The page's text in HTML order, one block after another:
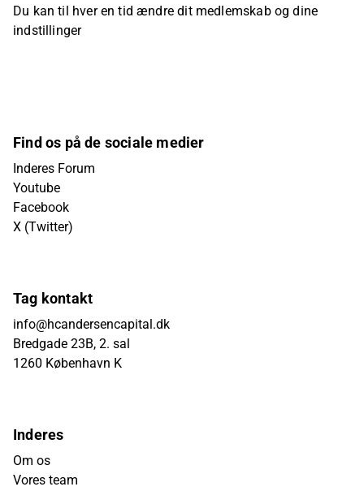
Du kan til hver en tid ændre dit medlemskab og dine
indstillinger
Find os på de sociale medier
Inderes Forum
Youtube
Facebook
X (Twitter)
Tag kontakt
info@hcandersencapital.dk
Bredgade 23B, 2. sal
1260 København K
Inderes
Om os
Vores team